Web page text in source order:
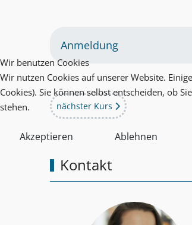
Anmeldung
Nächster Beitrag: Klicken,
nächster Kurs
Kontakt
Wir benutzen Cookies
Wir nutzen Cookies auf unserer Website.
Cookies). Sie können selbst entscheiden, ob
stehen.
Akzeptieren Ablehnen